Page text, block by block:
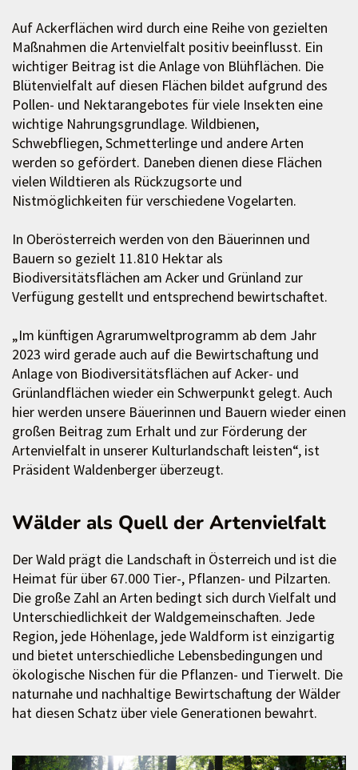
Auf Ackerflächen wird durch eine Reihe von gezielten
Maßnahmen die Artenvielfalt positiv beeinflusst. Ein
wichtiger Beitrag ist die Anlage von Blühflächen. Die
Blütenvielfalt auf diesen Flächen bildet aufgrund des
Pollen- und Nektarangebotes für viele Insekten eine
wichtige Nahrungsgrundlage. Wildbienen,
Schwebfliegen, Schmetterlinge und andere Arten
werden so gefördert. Daneben dienen diese Flächen
vielen Wildtieren als Rückzugsorte und
Nistmöglichkeiten für verschiedene Vogelarten.
In Oberösterreich werden von den Bäuerinnen und
Bauern so gezielt 11.810 Hektar als
Biodiversitätsflächen am Acker und Grünland zur
Verfügung gestellt und entsprechend bewirtschaftet.
„Im künftigen Agrarumweltprogramm ab dem Jahr
2023 wird gerade auch auf die Bewirtschaftung und
Anlage von Biodiversitätsflächen auf Acker- und
Grünlandflächen wieder ein Schwerpunkt gelegt. Auch
hier werden unsere Bäuerinnen und Bauern wieder einen
großen Beitrag zum Erhalt und zur Förderung der
Artenvielfalt in unserer Kulturlandschaft leisten“, ist
Präsident Waldenberger überzeugt.
Wälder als Quell der Artenvielfalt
Der Wald prägt die Landschaft in Österreich und ist die
Heimat für über 67.000 Tier-, Pflanzen- und Pilzarten.
Die große Zahl an Arten bedingt sich durch Vielfalt und
Unterschiedlichkeit der Waldgemeinschaften. Jede
Region, jede Höhenlage, jede Waldform ist einzigartig
und bietet unterschiedliche Lebensbedingungen und
ökologische Nischen für die Pflanzen- und Tierwelt. Die
naturnahe und nachhaltige Bewirtschaftung der Wälder
hat diesen Schatz über viele Generationen bewahrt.